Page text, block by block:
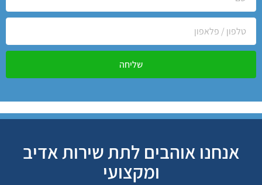
שליחה
אנחנו אוהבים לתת שירות אדיב
ומקצועי